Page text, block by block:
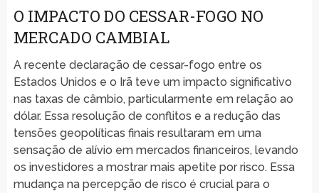
O IMPACTO DO CESSAR-FOGO NO
MERCADO CAMBIAL
A recente declaração de cessar-fogo entre os
Estados Unidos e o Irã teve um impacto significativo
nas taxas de câmbio, particularmente em relação ao
dólar. Essa resolução de conflitos e a redução das
tensões geopolíticas finais resultaram em uma
sensação de alívio em mercados financeiros, levando
os investidores a mostrar mais apetite por risco. Essa
mudança na percepção de risco é crucial para o